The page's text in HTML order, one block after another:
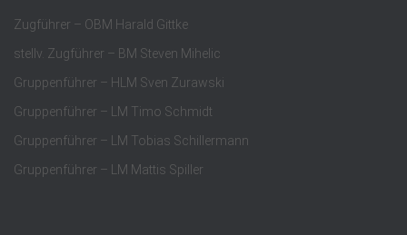
Zugführer – OBM Harald Gittke
stellv. Zugführer – BM Steven Mihelic
Gruppenführer – HLM Sven Zurawski
Gruppenführer – LM Timo Schmidt
Gruppenführer – LM Tobias Schillermann
Gruppenführer – LM Mattis Spiller